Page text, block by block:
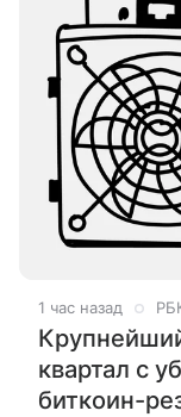
1 час назад
квартал с
биткоин-